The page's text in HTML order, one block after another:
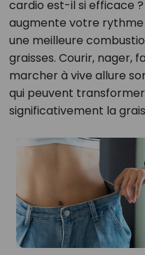
cardio est-il si efficace
augmente votre rythme
une meilleure
graisses. Courir, nager,
marcher à vive allure
qui peuvent
significativement la